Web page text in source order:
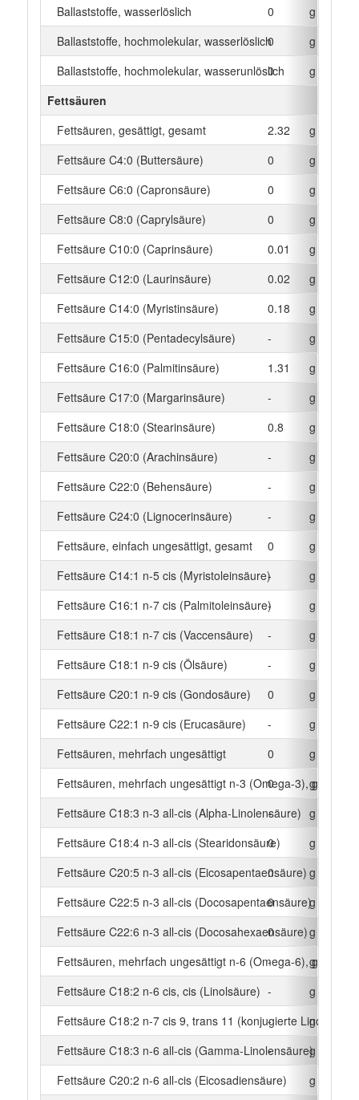
Ballaststoffe, wasserlöslich
0
g
Ballaststoffe, hochmolekular, wasserlöslich0
g
Ballaststoffe, hochmolekular, wasserunlöslich
0
g
Fettsäuren
Fettsäuren, gesättigt, gesamt
2.32
g
Fettsäure C4:0 (Buttersäure)
0
g
Fettsäure C6:0 (Capronsäure)
0
g
Fettsäure C8:0 (Caprylsäure)
0
g
Fettsäure C10:0 (Caprinsäure)
0.01
g
Fettsäure C12:0 (Laurinsäure)
0.02
g
Fettsäure C14:0 (Myristinsäure)
0.18
g
Fettsäure C15:0 (Pentadecylsäure)
-
g
Fettsäure C16:0 (Palmitinsäure)
1.31
g
Fettsäure C17:0 (Margarinsäure)
-
g
Fettsäure C18:0 (Stearinsäure)
0.8
g
Fettsäure C20:0 (Arachinsäure)
-
g
Fettsäure C22:0 (Behensäure)
-
g
Fettsäure C24:0 (Lignocerinsäure)
-
g
Fettsäure, einfach ungesättigt, gesamt
0
g
Fettsäure C14:1 n-5 cis (Myristoleinsäure)-
g
Fettsäure C16:1 n-7 cis (Palmitoleinsäure)
-
g
Fettsäure C18:1 n-7 cis (Vaccensäure)
-
g
Fettsäure C18:1 n-9 cis (Ölsäure)
-
g
Fettsäure C20:1 n-9 cis (Gondosäure)
0
g
Fettsäure C22:1 n-9 cis (Erucasäure)
-
g
Fettsäuren, mehrfach ungesättigt
0
g
Fettsäuren, mehrfach ungesättigt n-3 (Omega-3), gesamt
0
g
Fettsäure C18:3 n-3 all-cis (Alpha-Linolensäure)
-
g
Fettsäure C18:4 n-3 all-cis (Stearidonsäure)
0
g
Fettsäure C20:5 n-3 all-cis (Eicosapentaensäure)
0
g
Fettsäure C22:5 n-3 all-cis (Docosapentaensäure)
0
g
Fettsäure C22:6 n-3 all-cis (Docosahexaensäure)
0
g
Fettsäuren, mehrfach ungesättigt n-6 (Omega-6), gesamt
-
g
Fettsäure C18:2 n-6 cis, cis (Linolsäure) -
g
Fettsäure C18:2 n-7 cis 9, trans 11 (konjugierte Linolsäure)
-
g
Fettsäure C18:3 n-6 all-cis (Gamma-Linolensäure)
-
g
Fettsäure C20:2 n-6 all-cis (Eicosadiensäure)
-
g